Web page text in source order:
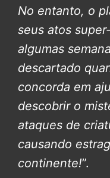
No entanto, o
seus atos
algumas
descartado
concorda em
descobrir o
ataques de
causando
continente!”.